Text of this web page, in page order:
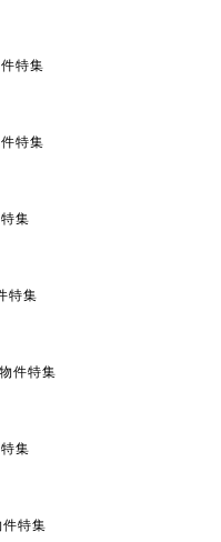
特集
特集
集
特集
件特集
集
特集